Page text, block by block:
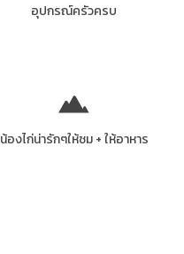
อุปกรณ์ครัวครบ
น้องไก่น่ารักๆให้ชม + ให้อาหาร